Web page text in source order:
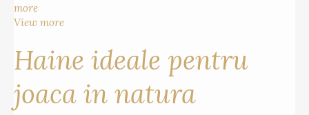
more
View more
Haine ideale pentru
joaca in natura